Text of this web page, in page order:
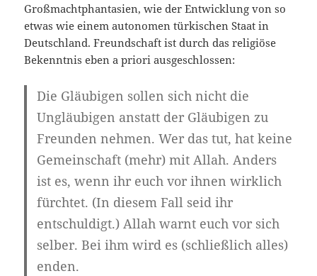
Großmachtphantasien, wie der Entwicklung von so
etwas wie einem autonomen türkischen Staat in
Deutschland. Freundschaft ist durch das religiöse
Bekenntnis eben a priori ausgeschlossen:
Die Gläubigen sollen sich nicht die
Ungläubigen anstatt der Gläubigen zu
Freunden nehmen. Wer das tut, hat keine
Gemeinschaft (mehr) mit Allah. Anders
ist es, wenn ihr euch vor ihnen wirklich
fürchtet. (In diesem Fall seid ihr
entschuldigt.) Allah warnt euch vor sich
selber. Bei ihm wird es (schließlich alles)
enden.